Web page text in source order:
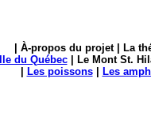
À-propos du projet| La
du Québec| Le Mont St.
Les poissons| Les